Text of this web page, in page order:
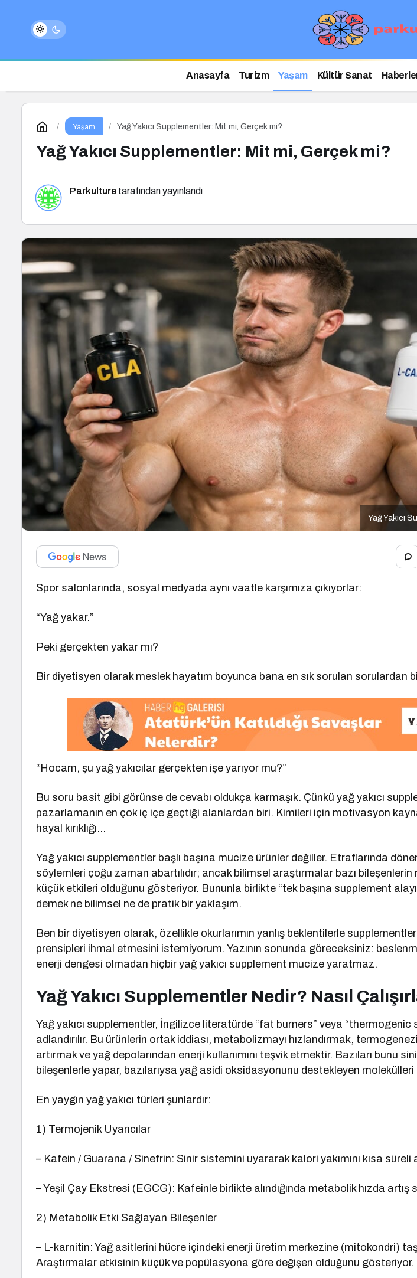
Anasayfa Turizm Yaşam Kültür Sanat
Yaşam Yağ Yakıcı Supplementler: Mit mi, Gerçek mi?
Yağ Yakıcı Supplementler: Mit mi, Gerçek mi?
Parkulture tarafından yayınlandı
Yağ Yakıcı
Spor salonlarında, sosyal medyada aynı vaatle karşımıza çıkıyorlar:
“Yağ yakar.”
Peki gerçekten yakar mı?
Bir diyetisyen olarak meslek hayatım boyunca bana en sık sorulan sorulardan
“Hocam, şu yağ yakıcılar gerçekten işe yarıyor mu?”
Bu soru basit gibi görünse de cevabı oldukça karmaşık. Çünkü yağ yakıcı
pazarlamanın en çok iç içe geçtiği alanlardan biri. Kimileri için motivasyon
hayal kırıklığı…
Yağ yakıcı supplementler başlı başına mucize ürünler değiller. Etraflarında
söylemleri çoğu zaman abartılıdır; ancak bilimsel araştırmalar bazı
küçük etkileri olduğunu gösteriyor. Bununla birlikte “tek başına supplement
demek ne bilimsel ne de pratik bir yaklaşım.
Ben bir diyetisyen olarak, özellikle okurlarımın yanlış beklentilerle
prensipleri ihmal etmesini istemiyorum. Yazının sonunda göreceksiniz:
enerji dengesi olmadan hiçbir yağ yakıcı supplement mucize yaratmaz.
Yağ Yakıcı Supplementler Nedir? Nasıl
Yağ yakıcı supplementler, İngilizce literatürde “fat burners” veya
adlandırılır. Bu ürünlerin ortak iddiası, metabolizmayı hızlandırmak,
artırmak ve yağ depolarından enerji kullanımını teşvik etmektir. Bazıları bunu
bileşenlerle yapar, bazılarıysa yağ asidi oksidasyonunu destekleyen molekülleri
En yaygın yağ yakıcı türleri şunlardır:
1) Termojenik Uyarıcılar
– Kafein / Guarana / Sinefrin: Sinir sistemini uyararak kalori yakımını kısa süreli
– Yeşil Çay Ekstresi (EGCG): Kafeinle birlikte alındığında metabolik hızda artış
2) Metabolik Etki Sağlayan Bileşenler
– L-karnitin: Yağ asitlerini hücre içindeki enerji üretim merkezine (mitokondri)
Araştırmalar etkisinin küçük ve popülasyona göre değişen olduğunu gösteriyor.